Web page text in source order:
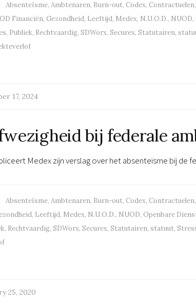
Absenteïsme, Ambtenaren, Burn-out, Codex, Contractuelen,
Financiën, Gezondheid, Leeftijd, Medex, N.U.O.D., NUOD,
, Publiek, Rechtvaardig, SDWorx, Securex, Statutairen,
17, 2024
bij federale
Medex zijn verslag over het absenteïsme bij de
Absenteïsme, Ambtenaren, Burn-out, Codex, Contractuelen,
, Leeftijd, Medex, N.U.O.D., NUOD, Openbare
, Rechtvaardig, SDWorx, Securex, Statutairen, statuut,
25, 2020